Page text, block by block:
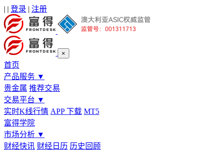
| | 登录 | 注册
×
首页
产品服务 ▼
贵金属 推荐交易
交易平台 ▼
实时K线行情 APP 下载 MT5
富得学院
市场分析 ▼
财经快讯 财经日历 历史回顾